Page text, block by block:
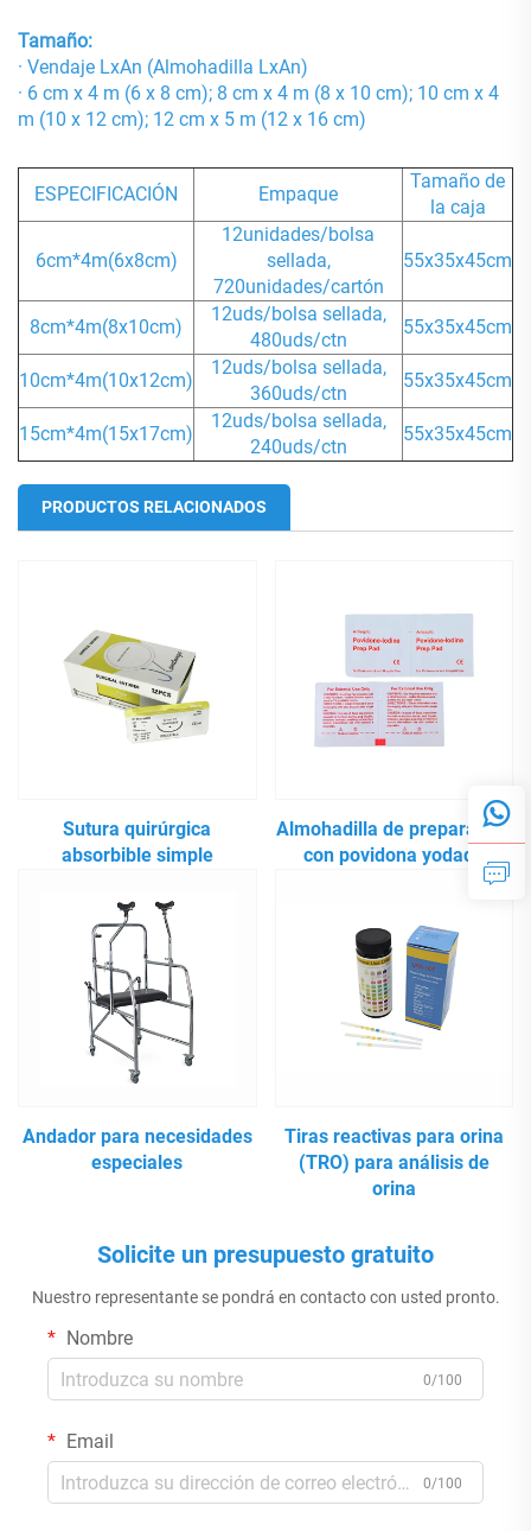
Tamaño:
· Vendaje LxAn (Almohadilla LxAn)
· 6 cm x 4 m (6 x 8 cm); 8 cm x 4 m (8 x 10 cm); 10 cm x 4
m (10 x 12 cm); 12 cm x 5 m (12 x 16 cm)
ESPECIFICACIÓN Empaque
Tamaño de
la caja
6cm*4m(6x8cm)
12unidades/bolsa
sellada,
720unidades/cartón
55x35x45cm
8cm*4m(8x10cm)
12uds/bolsa sellada,
480uds/ctn
55x35x45cm
10cm*4m(10x12cm)
12uds/bolsa sellada,
360uds/ctn
55x35x45cm
15cm*4m(15x17cm)
12uds/bolsa sellada,
240uds/ctn
55x35x45cm
PRODUCTOS RELACIONADOS
Sutura quirúrgica
absorbible simple
Almohadilla de preparación
con povidona yodada
Andador para necesidades
especiales
Tiras reactivas para orina
(TRO) para análisis de
orina
Solicite un presupuesto gratuito
Nuestro representante se pondrá en contacto con usted pronto.
Nombre
0/100
Email
0/100